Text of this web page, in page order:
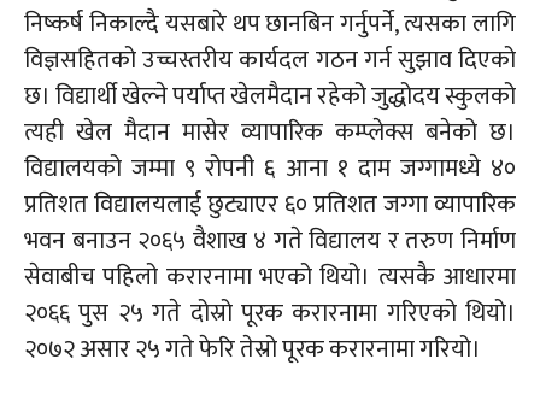
निष्कर्ष निकाल्दै यसबारे थप छानबिन गर्नुपर्ने, त्यसका लागि
विज्ञसहितकोउच्चस्तरीय कार्यदल गठन गर्न सुझाव दिएको
छ। विद्यार्थी खेल्ने पर्याप्त खेलमैदान रहेको जुद्धोदय स्कुलको
त्यही खेल मैदान मासेर व्यापारिक कम्प्लेक्स बनेको छ।
विद्यालयको जम्मा ९ रोपनी ६ आना १ दाम जग्गामध्ये ४०
प्रतिशत विद्यालयलाई छुट्याएर ६० प्रतिशत जग्गा व्यापारिक
भवन बनाउन २०६५ वैशाख ४ गते विद्यालय र तरुण निर्माण
सेवाबीच पहिलो करारनामा भएको थियो। त्यसकै आधारमा
२०६६ पुस २५ गते दोस्रो पूरक करारनामा गरिएको थियो।
२०७२ असार २५ गते फेरि तेस्रो पूरक करारनामा गरियो।